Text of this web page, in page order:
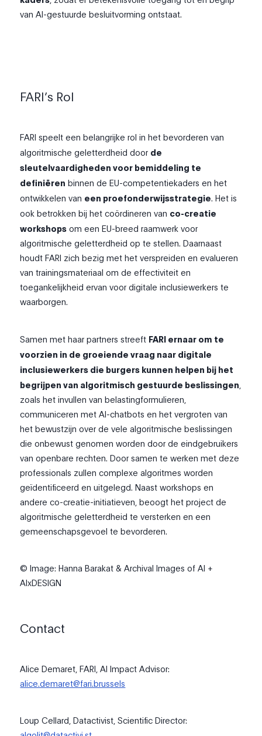
van AI-gestuurde besluitvorming ontstaat.
FARI’s Rol
FARI speelt een belangrijke rol in het bevorderen van
algoritmische geletterdheid door de
sleutelvaardigheden voor bemiddeling te
definiëren binnen de EU-competentiekaders en het
ontwikkelen van een proefonderwijsstrategie. Het is
ook betrokken bij het coördineren van co-creatie
workshops om een EU-breed raamwerk voor
algoritmische geletterdheid op te stellen. Daarnaast
houdt FARI zich bezig met het verspreiden en evalueren
van trainingsmateriaal om de effectiviteit en
toegankelijkheid ervan voor digitale inclusiewerkers te
waarborgen.
Samen met haar partners streeft FARI ernaar om te
voorzien in de groeiende vraag naar digitale
inclusiewerkers die burgers kunnen helpen bij het
begrijpen van algoritmisch gestuurde beslissingen,
zoals het invullen van belastingformulieren,
communiceren met AI-chatbots en het vergroten van
het bewustzijn over de vele algoritmische beslissingen
die onbewust genomen worden door de eindgebruikers
van openbare rechten. Door samen te werken met deze
professionals zullen complexe algoritmes worden
geïdentificeerd en uitgelegd. Naast workshops en
andere co-creatie-initiatieven, beoogt het project de
algoritmische geletterdheid te versterken en een
gemeenschapsgevoel te bevorderen.
© Image: Hanna Barakat & Archival Images of AI +
AIxDESIGN
Contact
Alice Demaret, FARI, AI Impact Advisor:
alice.demaret@fari.brussels
Loup Cellard, Datactivist, Scientific Director: